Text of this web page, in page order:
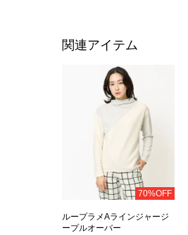
関連アイテム
70%OFF
ループラメAラインジャージ
ープルオーバー